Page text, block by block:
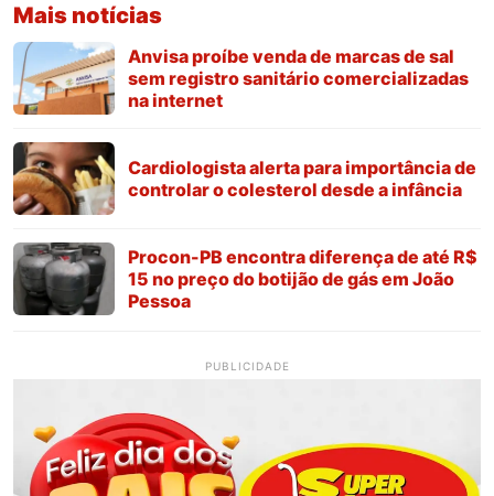
Mais notícias
Anvisa proíbe venda de marcas de sal
sem registro sanitário comercializadas
na internet
Cardiologista alerta para importância de
controlar o colesterol desde a infância
Procon-PB encontra diferença de até R$
15 no preço do botijão de gás em João
Pessoa
PUBLICIDADE